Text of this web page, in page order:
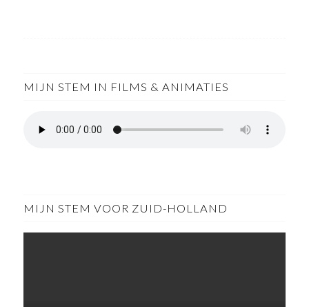
MIJN STEM IN FILMS & ANIMATIES
MIJN STEM VOOR ZUID-HOLLAND